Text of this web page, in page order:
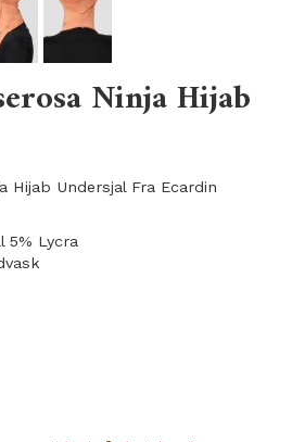
Ninja Hijab
Hijab Undersjal Fra Ecardin
5% Lycra